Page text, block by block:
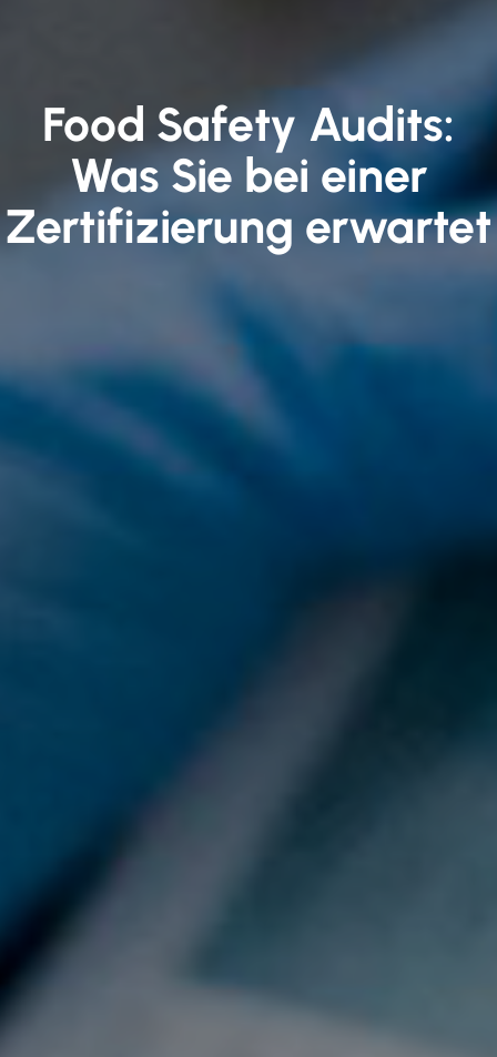
Food Safety Audits:
Was Sie bei einer
Zertifizierung erwartet